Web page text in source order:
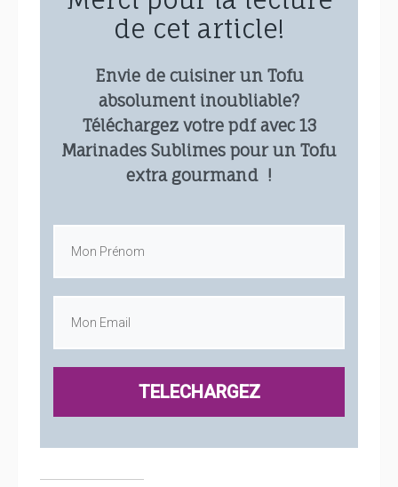
de cet article!
Envie de cuisiner un Tofu
absolument inoubliable?
Téléchargez votre pdf avec 13
Marinades Sublimes pour un Tofu
extra gourmand !
TELECHARGEZ